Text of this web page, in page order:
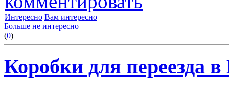
Интересно Вам интересно
Больше не интересно
(0)
Коробки для переезда